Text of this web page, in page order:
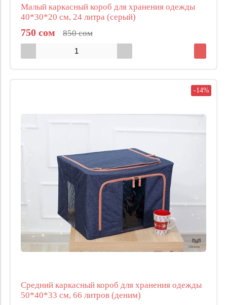
Малый каркасный короб для хранения одежды
40*30*20 см, 24 литра (серый)
750 сом 850 сом
-14%
Средний каркасный короб для хранения одежды
50*40*33 см, 66 литров (деним)